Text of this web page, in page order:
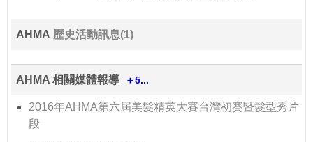
AHMA 歷史活動訊息(1)
AHMA 相關媒體報導 ＋5...
2016年AHMA第六屆美髮精英大賽台灣初賽暨髮型秀片
段